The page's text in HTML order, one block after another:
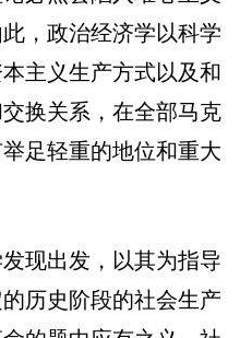
，政治经济学以科学
主义生产方式以及和
换关系，在全部马克
足轻重的地位和重大
现出发，以其为指导
历史阶段的社会生产